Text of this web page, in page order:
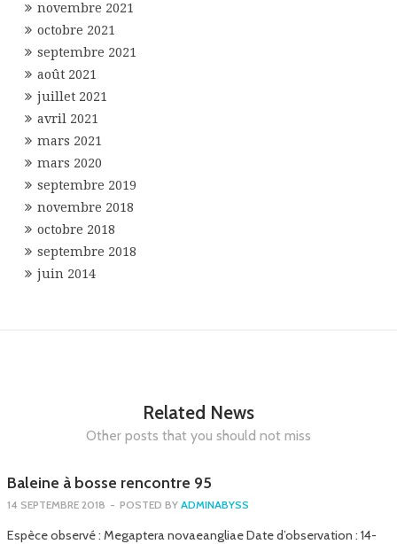
novembre 2021
octobre 2021
septembre 2021
août 2021
juillet 2021
avril 2021
mars 2021
mars 2020
septembre 2019
novembre 2018
octobre 2018
septembre 2018
juin 2014
Related News
Other posts that you should not miss
Baleine à bosse rencontre 95
14 SEPTEMBRE 2018 - POSTED BY ADMINABYSS
Espèce observé : Megaptera novaeangliae Date d’observation : 14-